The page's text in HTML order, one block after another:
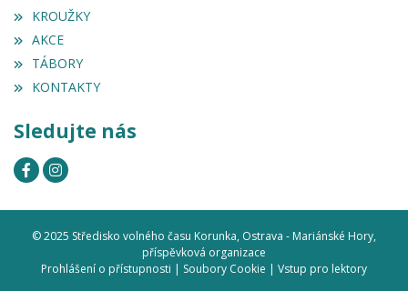
KROUŽKY
AKCE
TÁBORY
KONTAKTY
Sledujte nás
© 2025 Středisko volného času Korunka, Ostrava - Mariánské Hory,
příspěvková organizace
Prohlášení o přístupnosti | Soubory Cookie | Vstup pro lektory